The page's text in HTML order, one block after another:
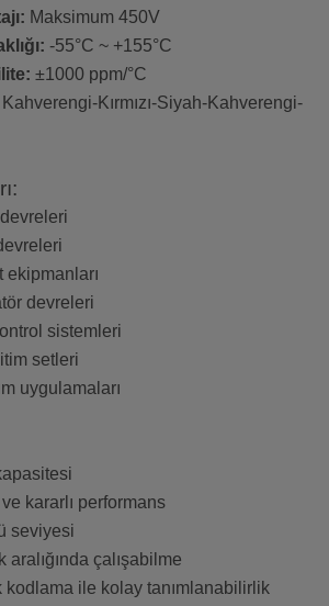
Maksimum 450V
-55°C ~ +155°C
±1000 ppm/°C
Kahverengi-Kırmızı-Siyah-Kahverengi-
ekipmanları
devreleri
sistemleri
setleri
uygulamaları
kararlı performans
seviyesi
aralığında çalışabilme
kodlama ile kolay tanımlanabilirlik